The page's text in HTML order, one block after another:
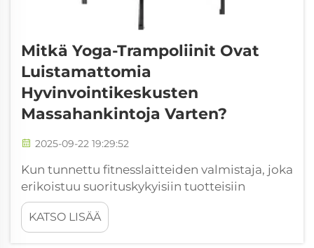
Mitkä Yoga-Trampoliinit Ovat
Luistamattomia
Hyvinvointikeskusten
Massahankintoja Varten?
2025-09-22 19:29:52
Kun tunnettu fitnesslaitteiden valmistaja, joka
erikoistuu suorituskykyisiin tuotteisiin
kaupallisiin ja hyvinvointilaitoksiin, Everise
Fitness tunnustaa turvallisuuden,
kestävyyden ja toiminnallisuuden ratkaisevan
KATSO LISÄÄ